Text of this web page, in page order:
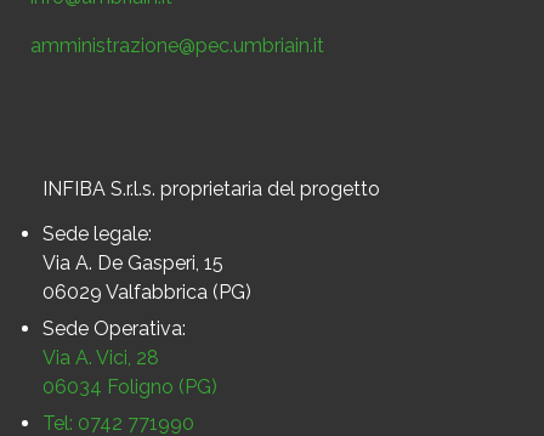
amministrazione@pec.umbriain.it
INFIBA S.r.l.s. proprietaria del progetto
Sede legale:
Via A. De Gasperi, 15
06029 Valfabbrica (PG)
Sede Operativa:
Via A. Vici, 28
06034 Foligno (PG)
Tel: 0742 771990